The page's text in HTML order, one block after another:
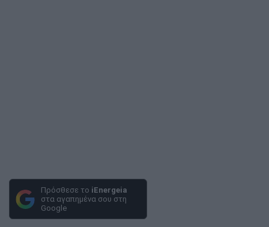
Πρόσθεσε το iEnergeia
στα αγαπημένα σου στη
Google